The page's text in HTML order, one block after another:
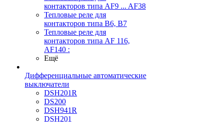
контакторов типа AF9 ... AF38
Тепловые реле для
контакторов типа В6, В7
Тепловые реле для
контакторов типа AF 116,
AF140 :
Ещё
Дифференциальные автоматические
выключатели
DSH201R
DS200
DSH941R
DSH201